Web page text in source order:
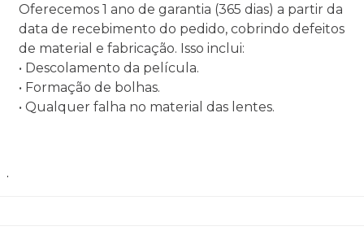
Oferecemos 1 ano de garantia (365 dias) a partir da
data de recebimento do pedido, cobrindo defeitos
de material e fabricação. Isso inclui:
• Descolamento da película.
• Formação de bolhas.
• Qualquer falha no material das lentes.
.